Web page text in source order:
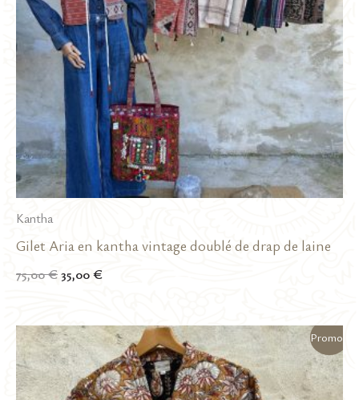
Kantha
Gilet Aria en kantha vintage doublé de drap de laine
75,00€Le
était :
75,00 €.
35,00€Le
est :
35,00 €.
Promo !